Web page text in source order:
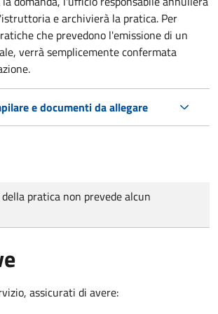
e archivierà la pratica. Per
che prevedono l'emissione di un
verrà semplicemente confermata
e documenti da allegare
pratica non prevede alcun
assicurati di avere: